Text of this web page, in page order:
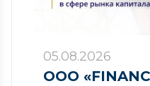
05.08.2026
ООО